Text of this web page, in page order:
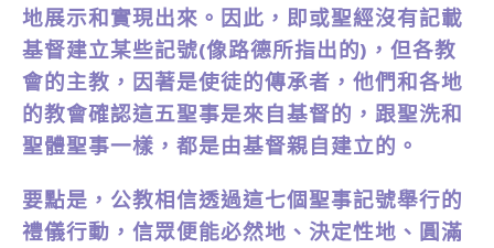
地展示和實現出來。因此，即或聖經沒有記載
基督建立某些記號(像路德所指出的)，但各教
會的主教，因著是使徒的傳承者，他們和各地
的教會確認這五聖事是來自基督的，跟聖洗和
聖體聖事一樣，都是由基督親自建立的。
要點是，公教相信透過這七個聖事記號舉行的
禮儀行動，信眾便能必然地、決定性地、圓滿